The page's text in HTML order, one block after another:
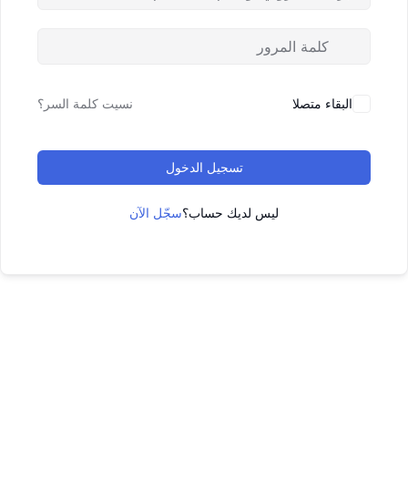
البقاء متصلا نسيت كلمة السر؟
تسجيل الدخول
ليس لديك حساب؟سجّل الآن